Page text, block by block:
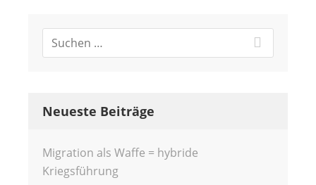
Neueste Beiträge
Migration als Waffe = hybride
Kriegsführung